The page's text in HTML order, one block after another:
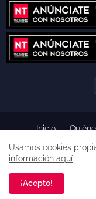
Derechos
Una empresa de
Inicio
Derecho de
Usamos cookies
información aquí
¡Acepto!